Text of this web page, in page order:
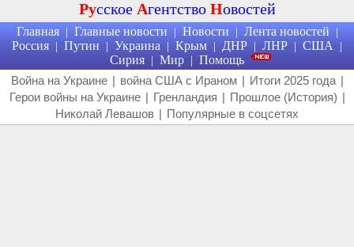
Русское Агентство Новостей
Главная | Главные новости | Новости | Лента новостей |
Россия | Путин | Украина | Крым | ДНР | ЛНР | США |
Сирия | Мир | Помощь
Война на Украине | война США с Ираном | Итоги 2025 года |
Герои войны на Украине | Гренландия | Прошлое (История) |
Николай Левашов | Популярные в соцсетях